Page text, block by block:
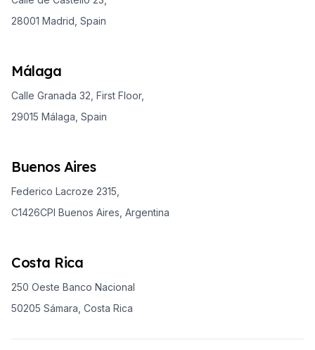
28001 Madrid, Spain
Málaga
Calle Granada 32, First Floor,
29015 Málaga, Spain
Buenos Aires
Federico Lacroze 2315,
C1426CPI Buenos Aires, Argentina
Costa Rica
250 Oeste Banco Nacional
50205 Sámara, Costa Rica